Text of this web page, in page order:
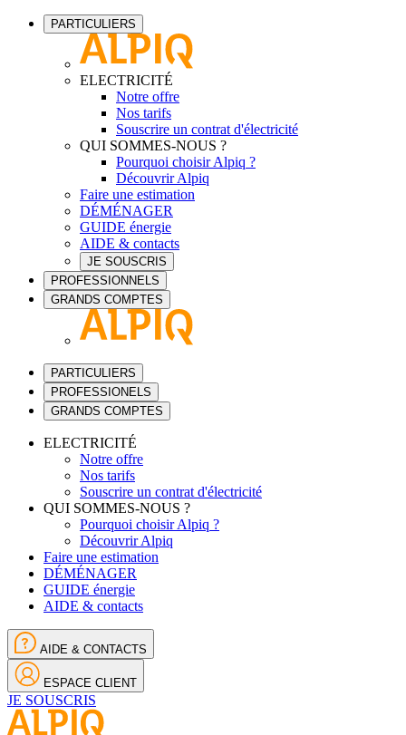
PARTICULIERS
ELECTRICITÉ
Notre offre
Nos tarifs
Souscrire un contrat d'électricité
QUI SOMMES-NOUS ?
Pourquoi choisir Alpiq ?
Découvrir Alpiq
Faire une estimation
DÉMÉNAGER
GUIDE énergie
AIDE & contacts
JE SOUSCRIS
PROFESSIONNELS
GRANDS COMPTES
PARTICULIERS
PROFESSIONELS
GRANDS COMPTES
ELECTRICITÉ
Notre offre
Nos tarifs
Souscrire un contrat d'électricité
QUI SOMMES-NOUS ?
Pourquoi choisir Alpiq ?
Découvrir Alpiq
Faire une estimation
DÉMÉNAGER
GUIDE énergie
AIDE & contacts
AIDE & CONTACTS
ESPACE CLIENT
JE SOUSCRIS